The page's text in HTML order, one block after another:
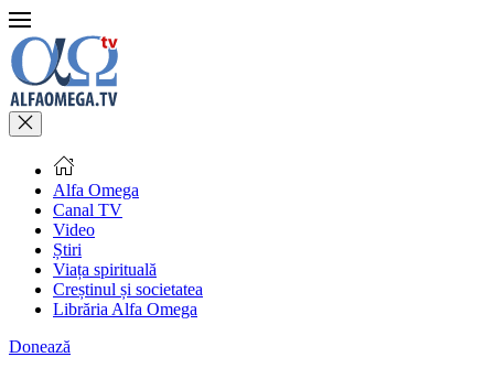
Alfa Omega
Canal TV
Video
Știri
Viața spirituală
Creștinul și societatea
Librăria Alfa Omega
Donează